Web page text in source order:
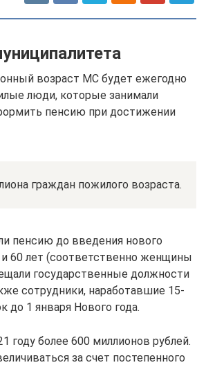
возраст МС будет ежегодно
люди, которые занимали
пенсию при достижении
граждан пожилого возраста.
пенсию до введения нового
60 лет (соответственно женщины
государственные должности
сотрудники, наработавшие 15-
1 января Нового года.
году более 600 миллионов рублей.
за счет постепенного